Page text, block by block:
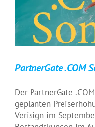
PartnerGate .COM
Der PartnerGate
geplanten
Verisign im